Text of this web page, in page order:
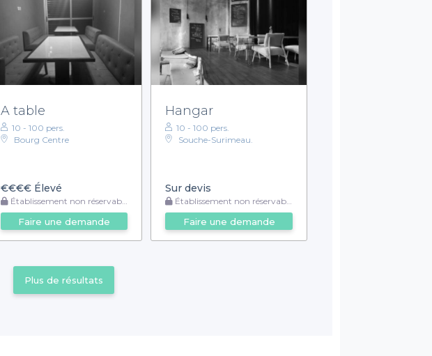
A table
10 - 100 pers.
Bourg Centre
€€€€Élevé
Établissement non réservable
Faire une demande
Hangar
10 - 100 pers.
Souche-Surimeau.
Sur devis
Établissement non réservable
Faire une demande
Plus de résultats